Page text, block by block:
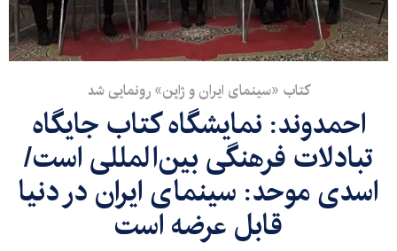
کتاب «سینمای ایران و ژاپن» رونمایی شد
احمدوند: نمایشگاه کتاب جایگاه
تبادلات فرهنگی بین‌المللی است/
اسدی موحد: سینمای ایران در دنیا
قابل عرضه است